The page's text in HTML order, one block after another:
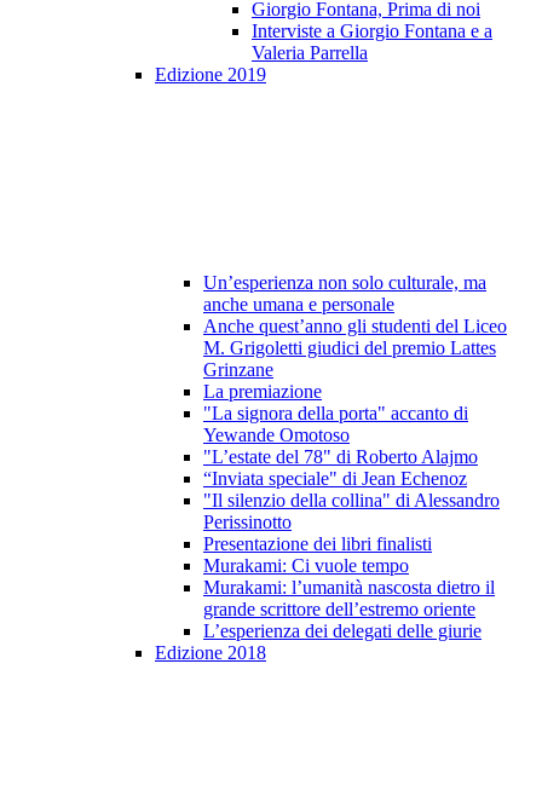
Giorgio Fontana, Prima di noi
Interviste a Giorgio Fontana e a
Valeria Parrella
Edizione 2019
Un’esperienza non solo culturale, ma
anche umana e personale
Anche quest’anno gli studenti del Liceo
M. Grigoletti giudici del premio Lattes
Grinzane
La premiazione
"La signora della porta" accanto di
Yewande Omotoso
"L’estate del 78" di Roberto Alajmo
“Inviata speciale" di Jean Echenoz
"Il silenzio della collina" di Alessandro
Perissinotto
Presentazione dei libri finalisti
Murakami: Ci vuole tempo
Murakami: l’umanità nascosta dietro il
grande scrittore dell’estremo oriente
L’esperienza dei delegati delle giurie
Edizione 2018